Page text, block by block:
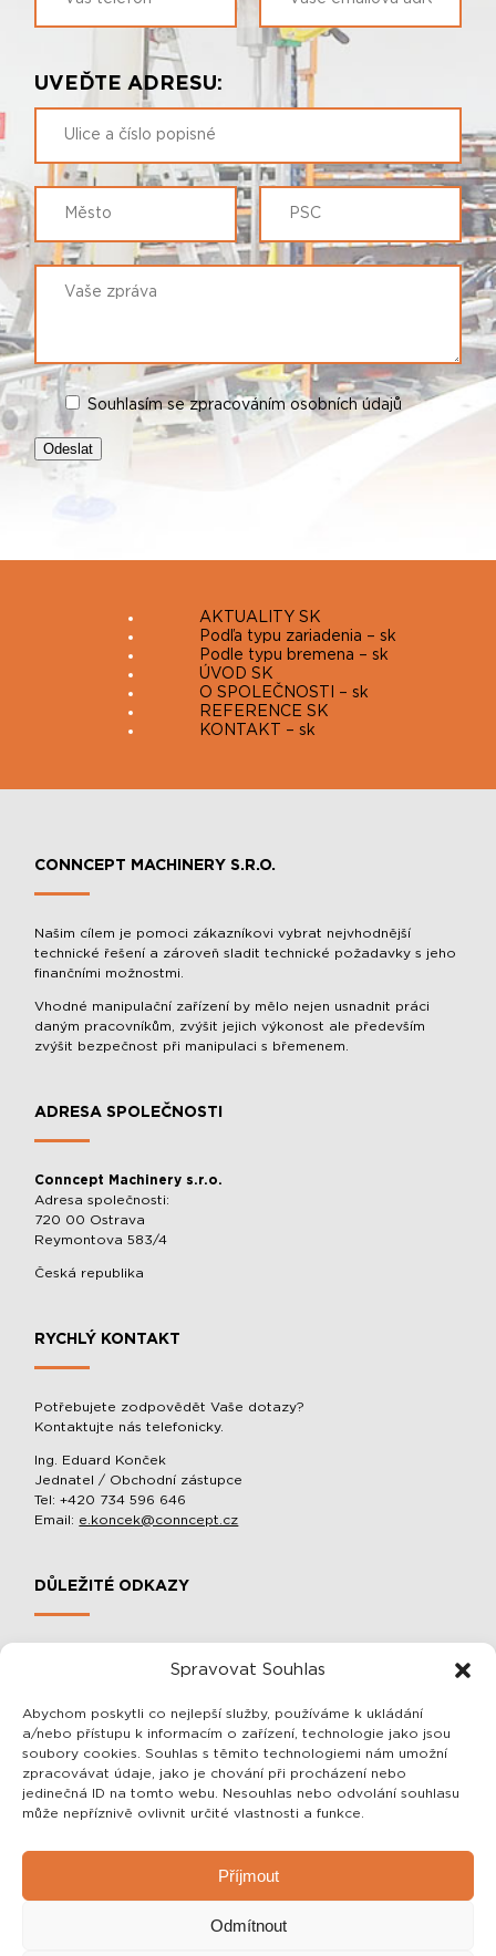
Spravovat Souhlas
Abychom poskytli co nejlepší služby, používáme k ukládání
a/nebo přístupu k informacím o zařízení, technologie jako jsou
soubory cookies. Souhlas s těmito technologiemi nám umožní
zpracovávat údaje, jako je chování při procházení nebo
jedinečná ID na tomto webu. Nesouhlas nebo odvolání souhlasu
může nepříznivě ovlivnit určité vlastnosti a funkce.
Příjmout
Odmítnout
UVEĎTE ADRESU:
Souhlasím se zpracováním osobních údajů
AKTUALITY SK
Podľa typu zariadenia – sk
Podle typu bremena – sk
ÚVOD SK
O SPOLEČNOSTI – sk
REFERENCE SK
KONTAKT – sk
CONNCEPT MACHINERY S.R.O.
Našim cílem je pomoci zákazníkovi vybrat nejvhodnější
technické řešení a zároveň sladit technické požadavky s jeho
finančními možnostmi.
Vhodné manipulační zařízení by mělo nejen usnadnit práci
daným pracovníkům, zvýšit jejich výkonost ale především
zvýšit bezpečnost při manipulaci s břemenem.
ADRESA SPOLEČNOSTI
Conncept Machinery s.r.o.
Adresa společnosti:
720 00 Ostrava
Reymontova 583/4
Česká republika
RYCHLÝ KONTAKT
Potřebujete zodpovědět Vaše dotazy?
Kontaktujte nás telefonicky.
Ing. Eduard Konček
Jednatel / Obchodní zástupce
Tel: +420 734 596 646
Email: e.koncek@conncept.cz
DŮLEŽITÉ ODKAZY
OCHRANA OSOBNÍCH ÚDAJŮ
OBCHODNÍ PODMÍNKY
SDĚLENÍ PRO VÁS
rádi sdělíme telefonicky nebo emailem!
Zároveň Vám rádi vše vysvětlíme a případně navrhneme i to